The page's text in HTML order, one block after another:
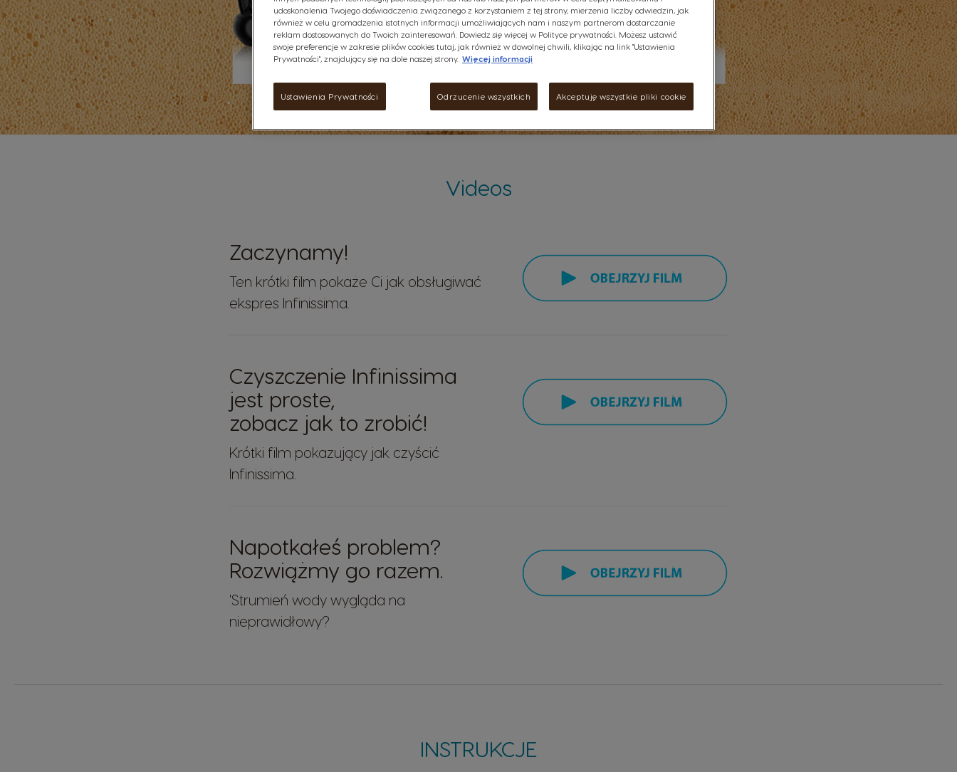
Videos
Zaczynamy!
Ten krótki film pokaże Ci jak obsługiwać
ekspres Infinissima.
Czyszczenie Infinissima
jest proste,
zobacz jak to zrobić!
Krótki film pokazujący jak czyścić
Infinissima.
Napotkałeś problem?
Rozwiążmy go razem.
'Strumień wody wygląda na
nieprawidłowy?
INSTRUKCJE
udoskonalenia Twojego doświadczenia związanego z korzystaniem z tej strony, mierzenia liczby odwiedzin, jak
również w celu gromadzenia istotnych informacji umożliwiających nam i naszym partnerom dostarczanie
reklam dostosowanych do Twoich zainteresowań. Dowiedz się więcej w Polityce prywatności. Możesz ustawić
swoje preferencje w zakresie plików cookies tutaj, jak również w dowolnej chwili, klikając na link "Ustawienia
Prywatności", znajdujący się na dole naszej strony. Więcej informacji
Ustawienia Prywatności Odrzucenie wszystkich Akceptuję wszystkie pliki cookie